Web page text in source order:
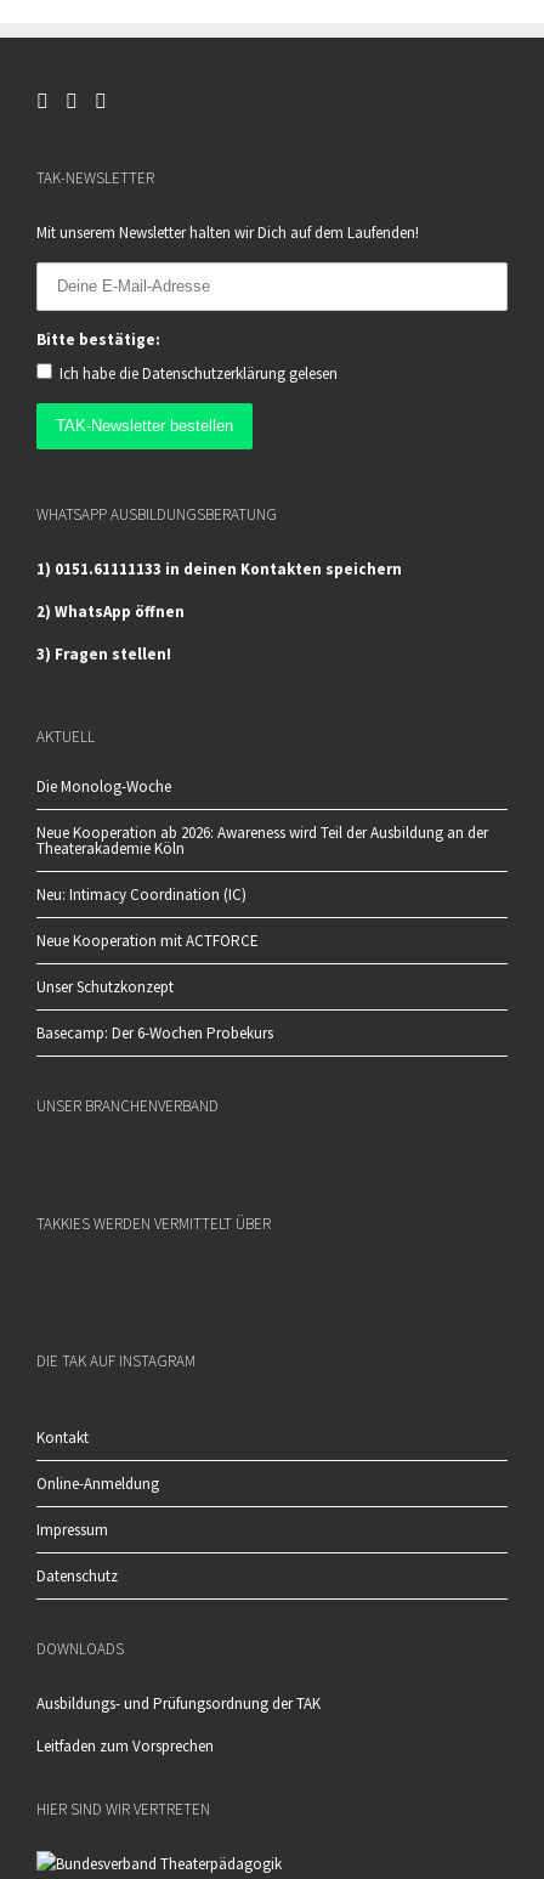
TAK-NEWSLETTER
Mit unserem Newsletter halten wir Dich auf dem Laufenden!
Bitte bestätige:
Ich habe dieDatenschutzerklärung gelesen
WHATSAPP AUSBILDUNGSBERATUNG
1) 0151.61111133 in deinen Kontakten speichern
2) WhatsApp öffnen
3) Fragen stellen!
AKTUELL
Die Monolog-Woche
Neue Kooperation ab 2026: Awareness wird Teil der Ausbildung an der
Theaterakademie Köln
Neu: Intimacy Coordination (IC)
Neue Kooperation mit ACTFORCE
Unser Schutzkonzept
Basecamp: Der 6-Wochen Probekurs
UNSER BRANCHENVERBAND
TAKKIES WERDEN VERMITTELT ÜBER
DIE TAK AUF INSTAGRAM
Kontakt
Online-Anmeldung
Impressum
Datenschutz
DOWNLOADS
Ausbildungs- und Prüfungsordnung der TAK
Leitfaden zum Vorsprechen
HIER SIND WIR VERTRETEN